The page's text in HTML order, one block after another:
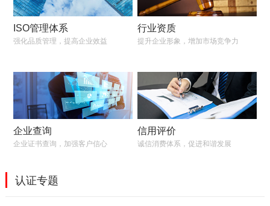
ISO管理体系
强化品质管理，提高企业效益
行业资质
提升企业形象，增加市场竞争力
企业查询
企业证书查询，加强客户信心
信用评价
诚信消费体系，促进和谐发展
认证专题